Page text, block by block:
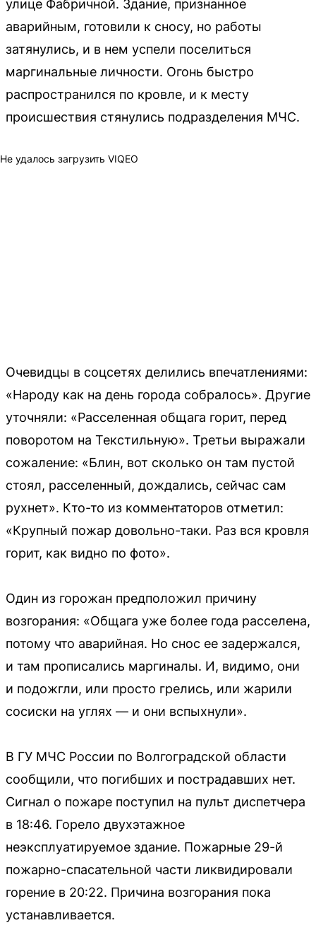
улице Фабричной. Здание, признанное
аварийным, готовили к сносу, но работы
затянулись, и в нем успели поселиться
маргинальные личности. Огонь быстро
распространился по кровле, и к месту
происшествия стянулись подразделения МЧС.
Не удалось загрузить VIQEO
Очевидцы в соцсетях делились впечатлениями:
«Народу как на день города собралось». Другие
уточняли: «Расселенная общага горит, перед
поворотом на Текстильную». Третьи выражали
сожаление: «Блин, вот сколько он там пустой
стоял, расселенный, дождались, сейчас сам
рухнет». Кто-то из комментаторов отметил:
«Крупный пожар довольно-таки. Раз вся кровля
горит, как видно по фото».
Один из горожан предположил причину
возгорания: «Общага уже более года расселена,
потому что аварийная. Но снос ее задержался,
и там прописались маргиналы. И, видимо, они
и подожгли, или просто грелись, или жарили
сосиски на углях — и они вспыхнули».
В ГУ МЧС России по Волгоградской области
сообщили, что погибших и пострадавших нет.
Сигнал о пожаре поступил на пульт диспетчера
в 18:46. Горело двухэтажное
неэксплуатируемое здание. Пожарные 29-й
пожарно-спасательной части ликвидировали
горение в 20:22. Причина возгорания пока
устанавливается.